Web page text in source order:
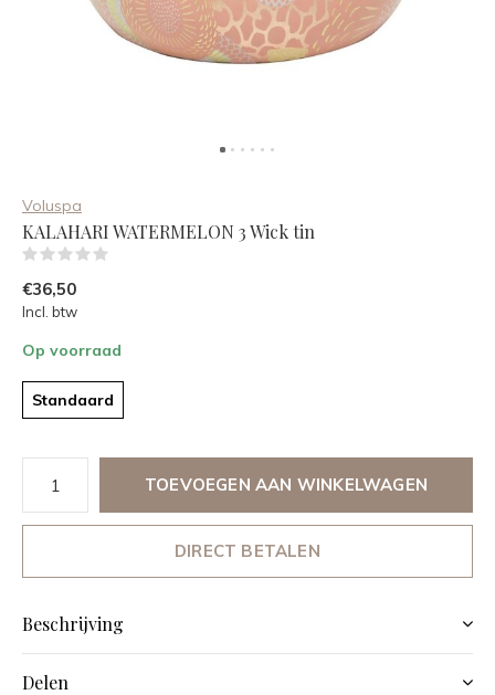
Voluspa
KALAHARI WATERMELON 3 Wick tin
€36,50
Incl. btw
Op voorraad
Standaard
TOEVOEGEN AAN WINKELWAGEN
DIRECT BETALEN
Beschrijving
Delen